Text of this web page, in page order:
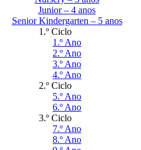
Junior – 4 anos
Senior Kindergarten – 5 anos
1.º Ciclo
1.º Ano
2.º Ano
3.º Ano
4.º Ano
2.º Ciclo
5.º Ano
6.º Ano
3.º Ciclo
7.º Ano
8.º Ano